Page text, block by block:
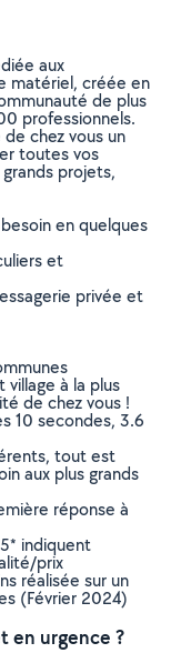
aux
matériel, créée en
de plus
professionnels.
chez vous un
toutes vos
projets,
en quelques
et
privée et
à la plus
de chez vous !
10 secondes, 3.6
tout est
aux plus grands
réponse à
indiquent
prix
réalisée sur un
(Février 2024)
en urgence ?